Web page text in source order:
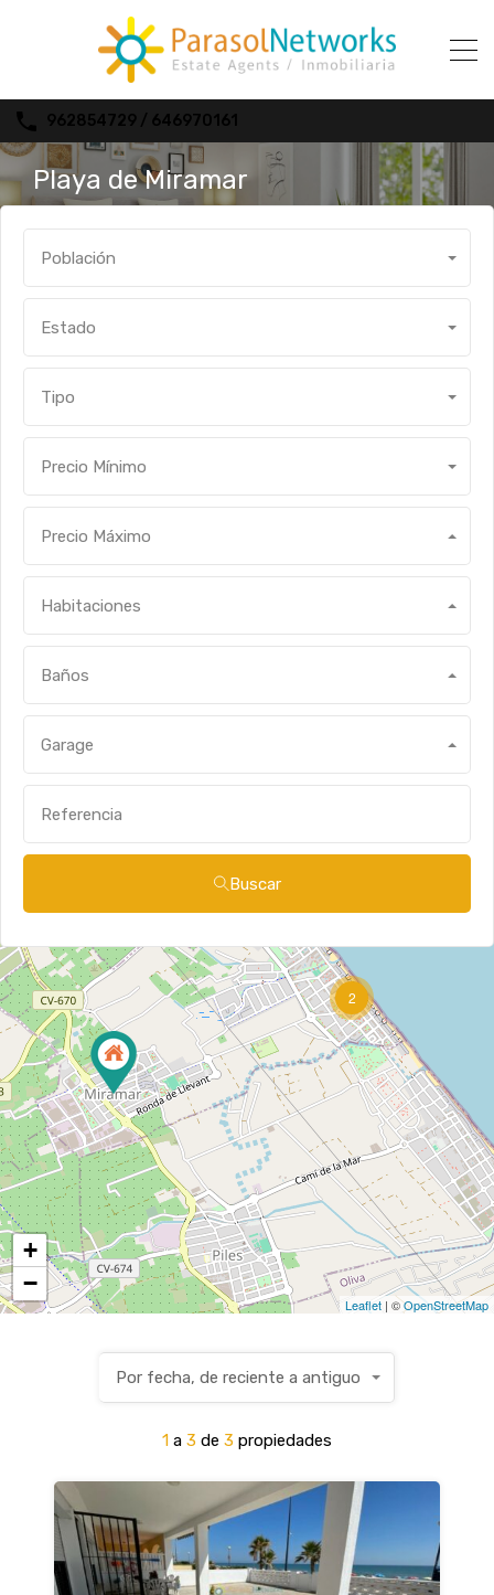
962854729 / 646970161
Playa de Miramar
Población
Estado
Tipo
Precio Mínimo
Precio Máximo
Habitaciones
Baños
Garage
Buscar
2
+
−
Leaflet | ©OpenStreetMap
1 a 3 de 3 propiedades
Por fecha, de reciente a antiguo